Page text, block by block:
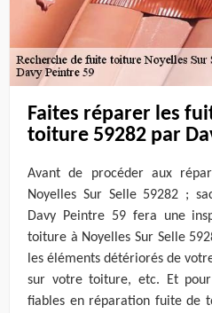
Faites réparer les
toiture 59282 par
Avant de procéder aux
Noyelles Sur Selle 59282 ;
Davy Peintre 59 fera une
toiture à Noyelles Sur Selle
les éléments détériorés de
sur votre toiture, etc. Et
fiables en réparation fuite de